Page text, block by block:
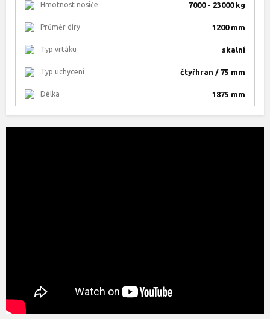
Hmotnost nosiče 7000 - 23000 kg
Průměr díry 1200 mm
Typ vrtáku skalní
Typ uchycení čtyřhran / 75 mm
Délka 1875 mm